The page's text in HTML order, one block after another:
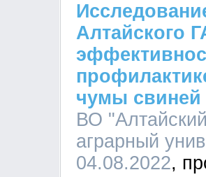
Алтайского
чумы свиней
ВО
аграрный
04.08.2022